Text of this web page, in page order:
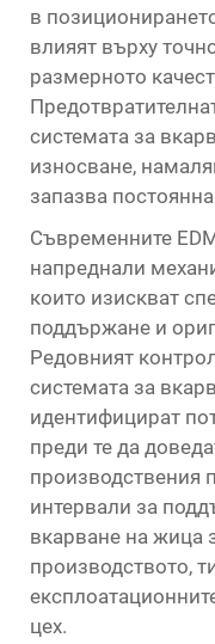
в
влияят върху
размерното
системата за
износване,
запазва
Съвременните
напреднали
които изискват
поддържане и
Редовният
системата за
идентифицират
преди те да
производствения
интервали за
вкарване на жица
производството,
цех.